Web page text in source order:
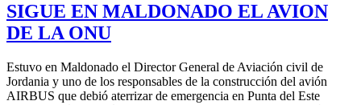
SIGUE EN MALDONADO EL AVION
DE LA ONU
Estuvo en Maldonado el Director General de Aviación civil de
Jordania y uno de los responsables de la construcción del avión
AIRBUS que debió aterrizar de emergencia en Punta del Este